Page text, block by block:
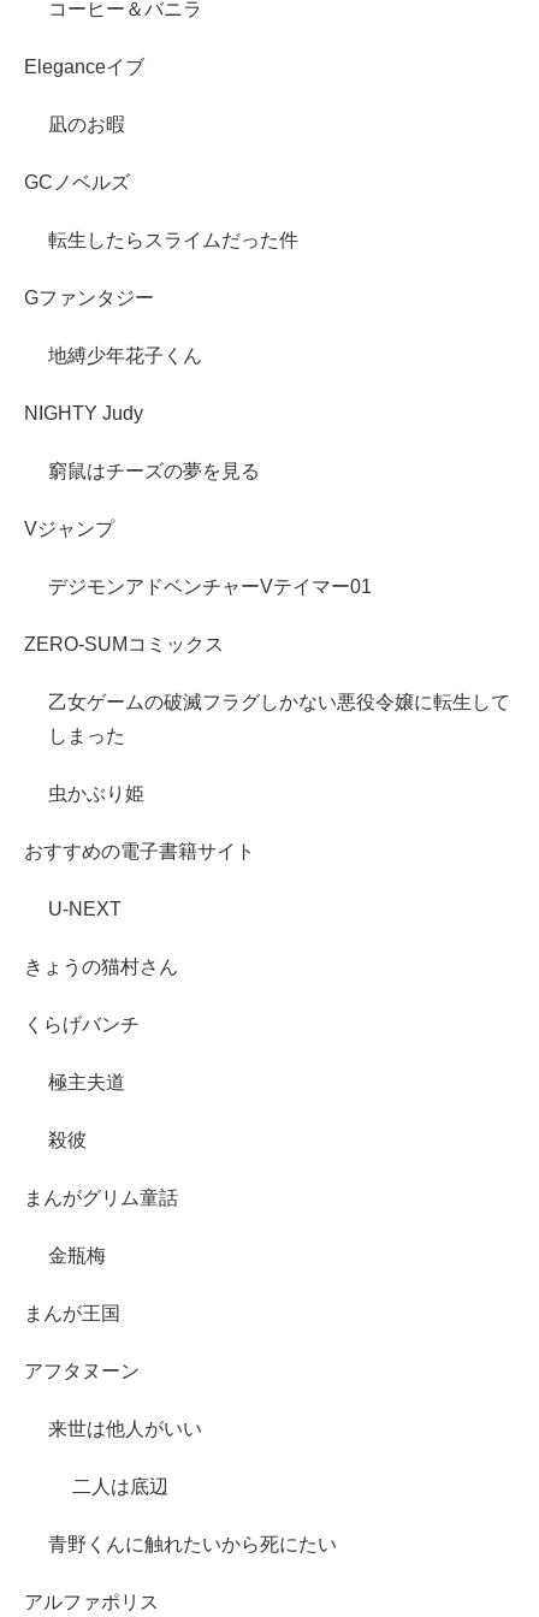
コーヒー＆バニラ
Eleganceイブ
凪のお暇
GCノベルズ
転生したらスライムだった件
Gファンタジー
地縛少年花子くん
NIGHTY Judy
窮鼠はチーズの夢を見る
Vジャンプ
デジモンアドベンチャーVテイマー01
ZERO-SUMコミックス
乙女ゲームの破滅フラグしかない悪役令嬢に転生して
しまった
虫かぶり姫
おすすめの電子書籍サイト
U-NEXT
きょうの猫村さん
くらげバンチ
極主夫道
殺彼
まんがグリム童話
金瓶梅
まんが王国
アフタヌーン
来世は他人がいい
二人は底辺
青野くんに触れたいから死にたい
アルファポリス